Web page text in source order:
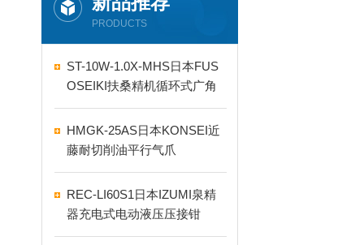
PRODUCTS
ST-10W-1.0X-MHS日本FUS
OSEIKI扶桑精机循环式广角
自动喷嘴
HMGK-25AS日本KONSEI近
藤耐切削油平行气爪
REC-LI60S1日本IZUMI泉精
器充电式电动液压压接钳